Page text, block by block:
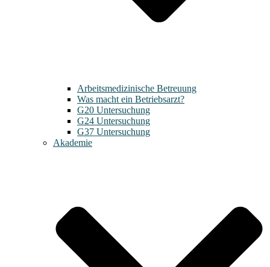
Arbeitsmedizinische Betreuung
Was macht ein Betriebsarzt?
G20 Untersuchung
G24 Untersuchung
G37 Untersuchung
Akademie